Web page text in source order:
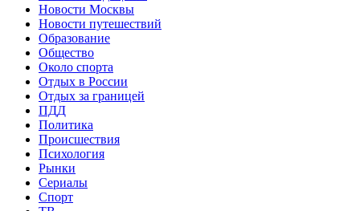
Новости Москвы
Новости путешествий
Образование
Общество
Около спорта
Отдых в России
Отдых за границей
ПДД
Политика
Происшествия
Психология
Рынки
Сериалы
Спорт